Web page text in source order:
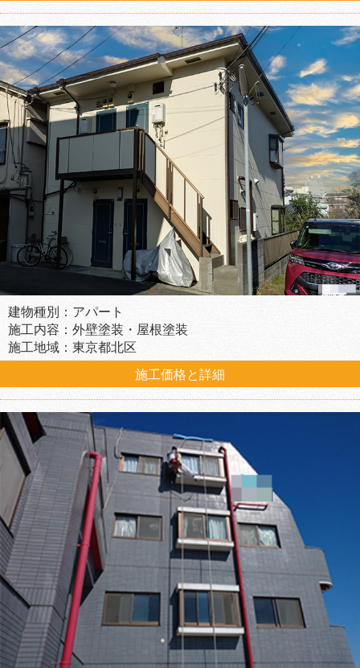
建物種別：アパート
施工内容：外壁塗装・屋根塗装
施工地域：東京都北区
施工価格と詳細